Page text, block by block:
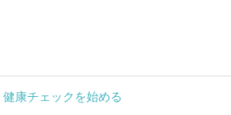
健康チェックを始める